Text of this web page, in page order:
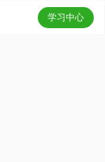
学习中心